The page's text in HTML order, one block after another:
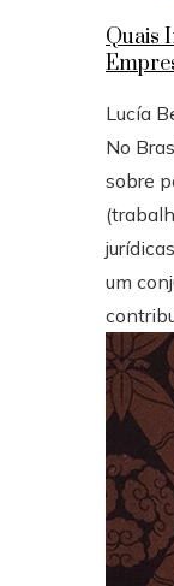
Quais
Lucía
No
sobre
um